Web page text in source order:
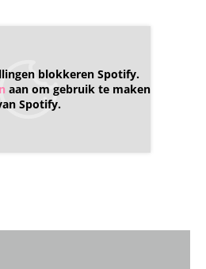
blokkeren Spotify.
aan om gebruik te maken
Spotify.